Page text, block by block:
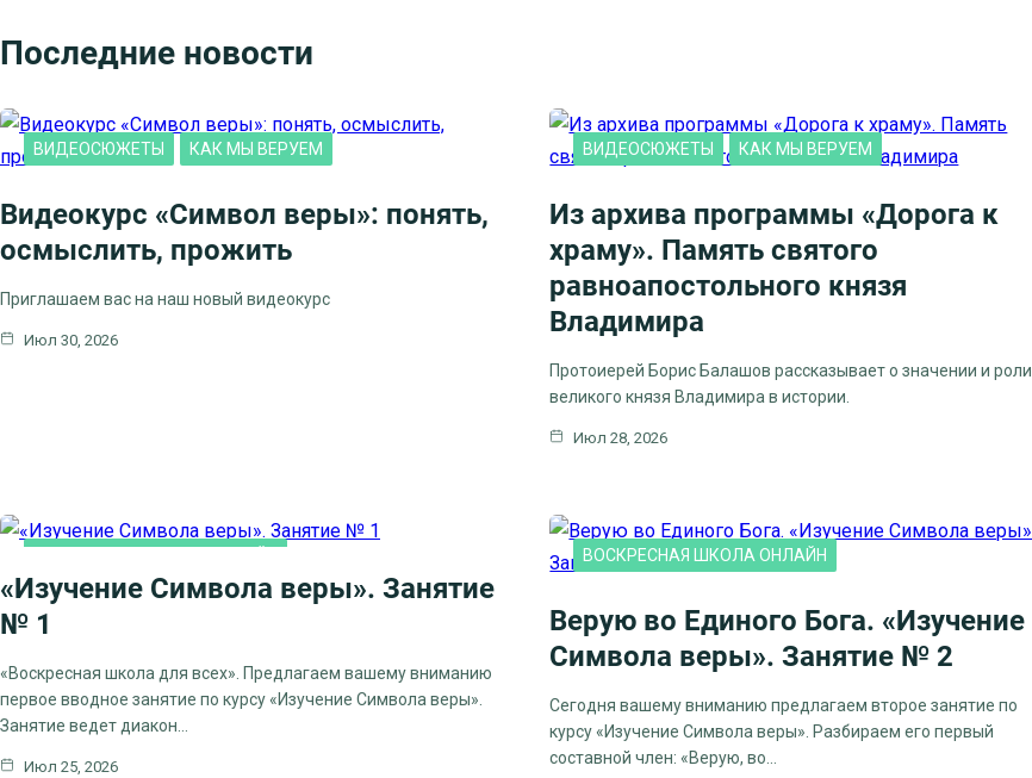
Последние новости
ВИДЕОСЮЖЕТЫ КАК МЫ ВЕРУЕМ
Видеокурс «Символ веры»: понять,
осмыслить, прожить
Приглашаем вас на наш новый видеокурс
Июл 30, 2026
ВИДЕОСЮЖЕТЫ КАК МЫ ВЕРУЕМ
Из архива программы «Дорога к
храму». Память святого
равноапостольного князя
Владимира
Протоиерей Борис Балашов рассказывает о значении и роли
великого князя Владимира в истории.
Июл 28, 2026
«Изучение Символа веры». Занятие
№ 1
«Воскресная школа для всех». Предлагаем вашему вниманию
первое вводное занятие по курсу «Изучение Символа веры».
Занятие ведет диакон…
Июл 25, 2026
ВОСКРЕСНАЯ ШКОЛА ОНЛАЙН
Верую во Единого Бога. «Изучение
Символа веры». Занятие № 2
Сегодня вашему вниманию предлагаем второе занятие по
курсу «Изучение Символа веры». Разбираем его первый
составной член: «Верую, во…